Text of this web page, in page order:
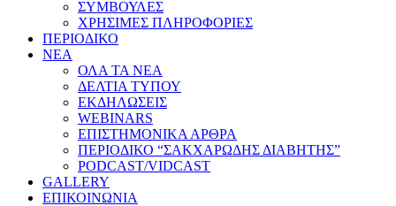
ΣΥΜΒΟΥΛΕΣ
ΧΡΗΣΙΜΕΣ ΠΛΗΡΟΦΟΡΙΕΣ
ΠΕΡΙΟΔΙΚΟ
ΝΕΑ
ΟΛΑ ΤΑ ΝΕΑ
ΔΕΛΤΙΑ ΤΥΠΟΥ
ΕΚΔΗΛΩΣΕΙΣ
WEBINARS
ΕΠΙΣΤΗΜΟΝΙΚΑ ΑΡΘΡΑ
ΠΕΡΙΟΔΙΚΟ “ΣΑΚΧΑΡΩΔΗΣ ΔΙΑΒΗΤΗΣ”
PODCAST/VIDCAST
GALLERY
ΕΠΙΚΟΙΝΩΝΙΑ